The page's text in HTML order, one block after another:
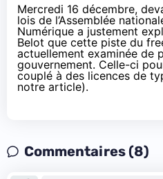
Mercredi 16 décembre,
lois de l’Assemblée
Numérique a justement
Belot que cette piste du
actuellement examinée de
gouvernement. Celle-ci
couplé à des licences de
notre article).
Commentaires (8)